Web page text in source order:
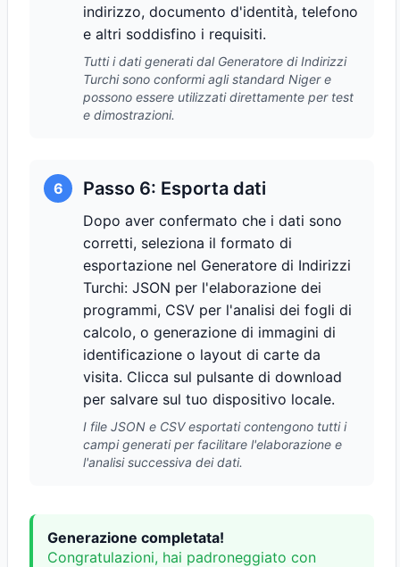
indirizzo, documento d'identità, telefono
e altri soddisfino i requisiti.
Tutti i dati generati dal Generatore di Indirizzi
Turchi sono conformi agli standard Niger e
possono essere utilizzati direttamente per test
e dimostrazioni.
6 Passo 6: Esporta dati
Dopo aver confermato che i dati sono
corretti, seleziona il formato di
esportazione nel Generatore di Indirizzi
Turchi: JSON per l'elaborazione dei
programmi, CSV per l'analisi dei fogli di
calcolo, o generazione di immagini di
identificazione o layout di carte da
visita. Clicca sul pulsante di download
per salvare sul tuo dispositivo locale.
I file JSON e CSV esportati contengono tutti i
campi generati per facilitare l'elaborazione e
l'analisi successiva dei dati.
Generazione completata!
Congratulazioni, hai padroneggiato con